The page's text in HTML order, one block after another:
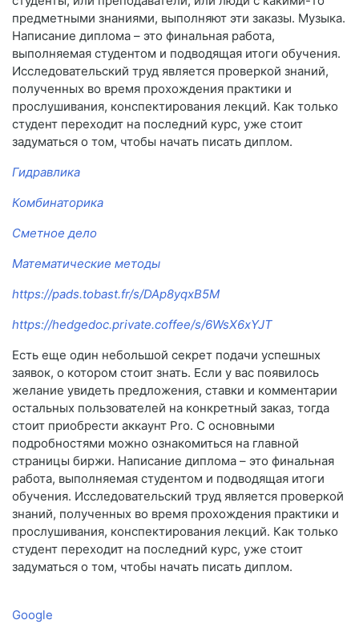
предметными знаниями, выполняют эти заказы. Музыка.
Написание диплома – это финальная работа,
выполняемая студентом и подводящая итоги обучения.
Исследовательский труд является проверкой знаний,
полученных во время прохождения практики и
прослушивания, конспектирования лекций. Как только
студент переходит на последний курс, уже стоит
задуматься о том, чтобы начать писать диплом.
Гидравлика
Комбинаторика
Сметное дело
Математические методы
https://pads.tobast.fr/s/DAp8yqxB5M
https://hedgedoc.private.coffee/s/6WsX6xYJT
Есть еще один небольшой секрет подачи успешных
заявок, о котором стоит знать. Если у вас появилось
желание увидеть предложения, ставки и комментарии
остальных пользователей на конкретный заказ, тогда
стоит приобрести аккаунт Pro. С основными
подробностями можно ознакомиться на главной
страницы биржи. Написание диплома – это финальная
работа, выполняемая студентом и подводящая итоги
обучения. Исследовательский труд является проверкой
знаний, полученных во время прохождения практики и
прослушивания, конспектирования лекций. Как только
студент переходит на последний курс, уже стоит
задуматься о том, чтобы начать писать диплом.
Google